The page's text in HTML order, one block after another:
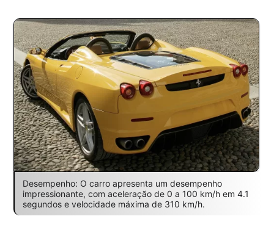
Desempenho: O carro apresenta um desempenho
impressionante, com aceleração de 0 a 100 km/h em 4.1
segundos e velocidade máxima de 310 km/h.